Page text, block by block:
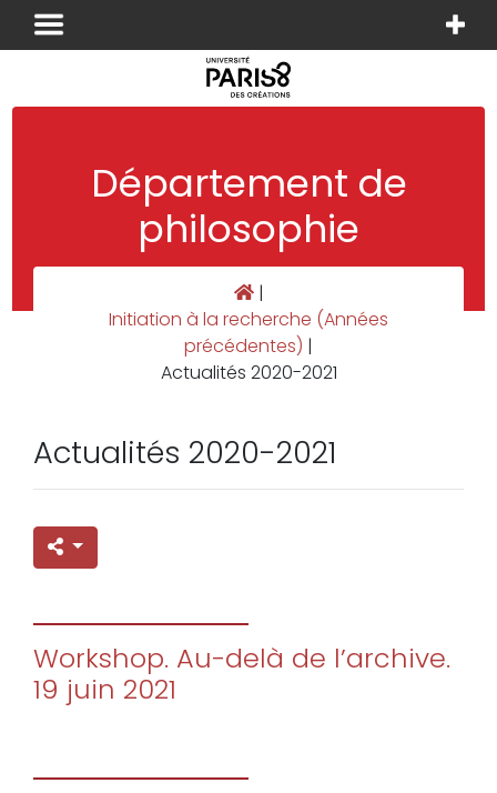
Panneau de gestion des cookies
Département de
philosophie
|
Initiation à la recherche (Années
précédentes) |
Actualités 2020-2021
Actualités 2020-2021
Workshop. Au-delà de l’archive.
19 juin 2021